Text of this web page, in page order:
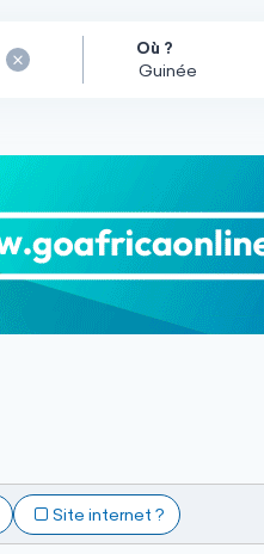
Où ?
Site internet ?